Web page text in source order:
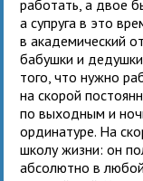
работать, а двое
а супруга в это
в академический
бабушки и
того, что нужно
на скорой
по выходным и
ординатуре. На
школу жизни: он
абсолютно в